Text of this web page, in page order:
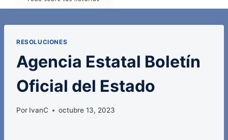
RESOLUCIONES
Agencia Estatal Boletín
Oficial del Estado
Por IvanC octubre 13, 2023